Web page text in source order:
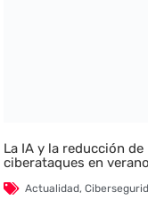
La IA y la reducción
ciberataques en verano
Actualidad,